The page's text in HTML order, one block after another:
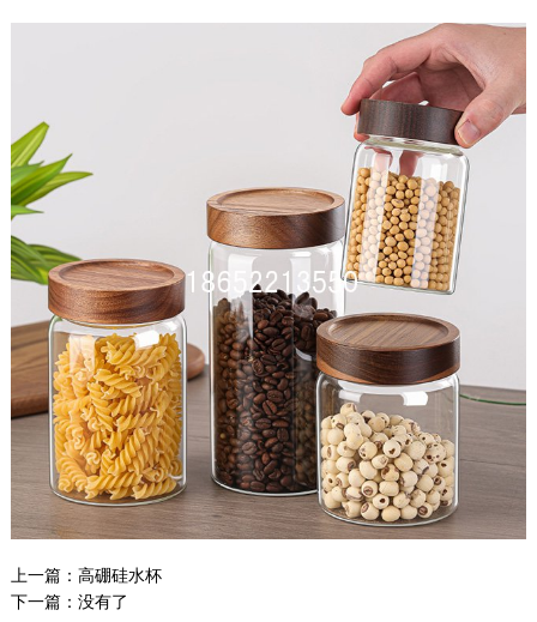
上一篇： 高硼硅水杯
下一篇：没有了